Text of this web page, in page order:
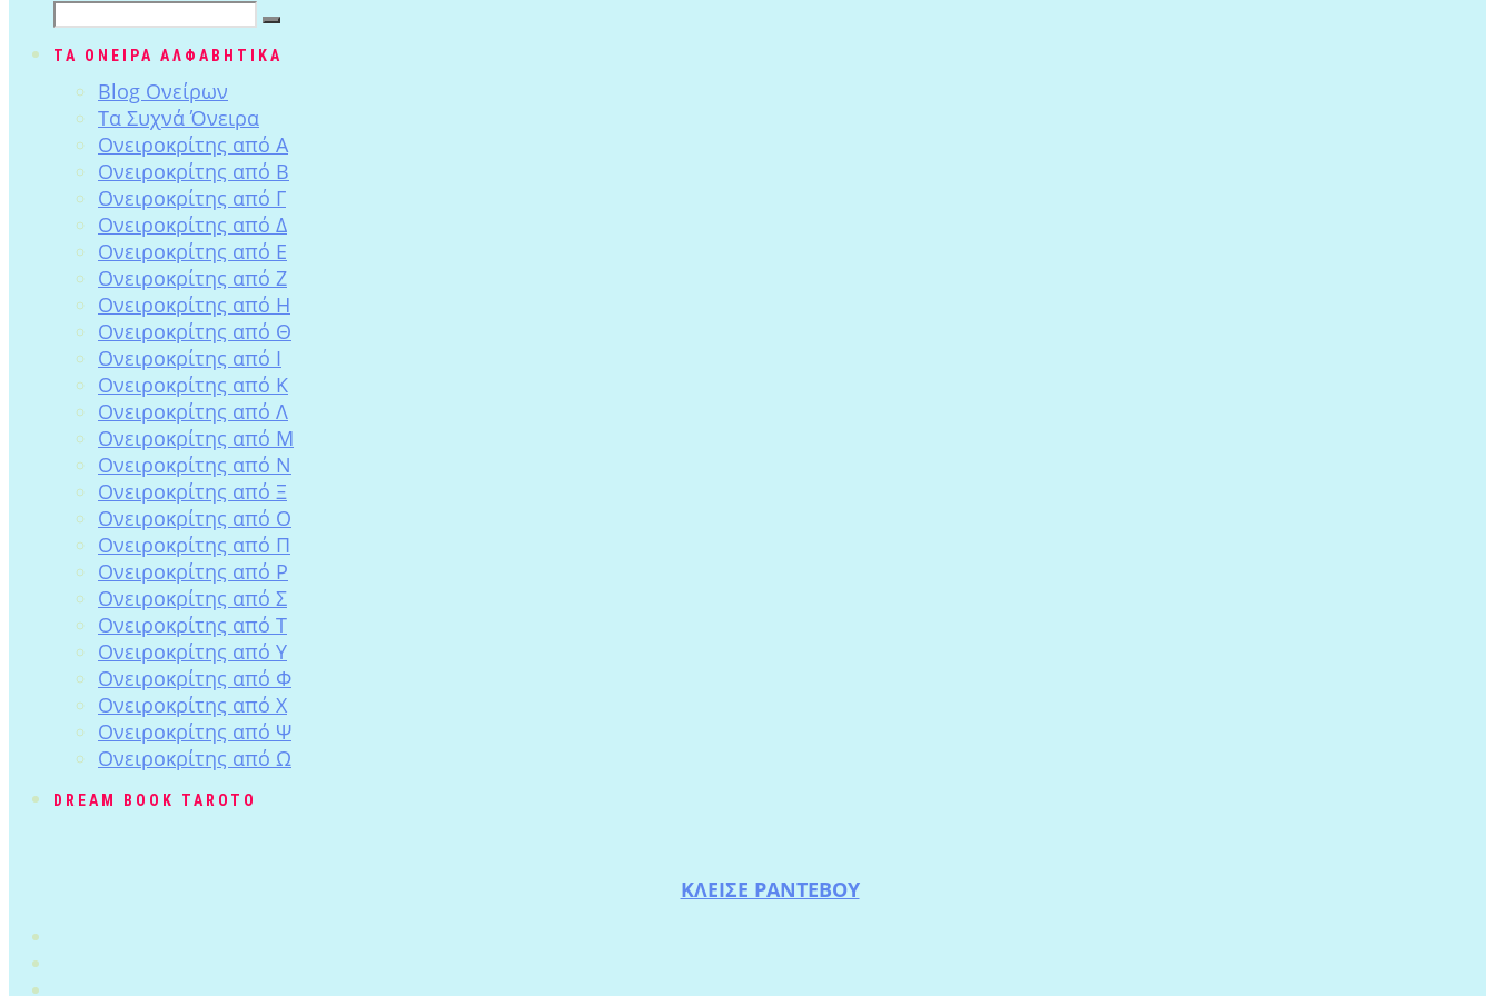
ΤΑ ΟΝΕΙΡΑ ΑΛΦΑΒΗΤΙΚΑ
Blog Ονείρων
Tα Συχνά Όνειρα
Ονειροκρίτης από Α
Ονειροκρίτης από Β
Ονειροκρίτης από Γ
Ονειροκρίτης από Δ
Ονειροκρίτης από Ε
Ονειροκρίτης από Ζ
Ονειροκρίτης από Η
Ονειροκρίτης από Θ
Ονειροκρίτης από Ι
Ονειροκρίτης από Κ
Ονειροκρίτης από Λ
Ονειροκρίτης από Μ
Ονειροκρίτης από Ν
Ονειροκρίτης από Ξ
Ονειροκρίτης από Ο
Ονειροκρίτης από Π
Ονειροκρίτης από Ρ
Ονειροκρίτης από Σ
Ονειροκρίτης από Τ
Ονειροκρίτης από Υ
Ονειροκρίτης από Φ
Ονειροκρίτης από Χ
Ονειροκρίτης από Ψ
Ονειροκρίτης από Ω
DREAM BOOK TAROTO
ΚΛΕΙΣΕ ΡΑΝΤΕΒΟΥ